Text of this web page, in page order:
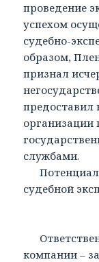
проведение
успехом
судебно-
образом,
признал
предоставил
организации
службами.
судебной
компании –